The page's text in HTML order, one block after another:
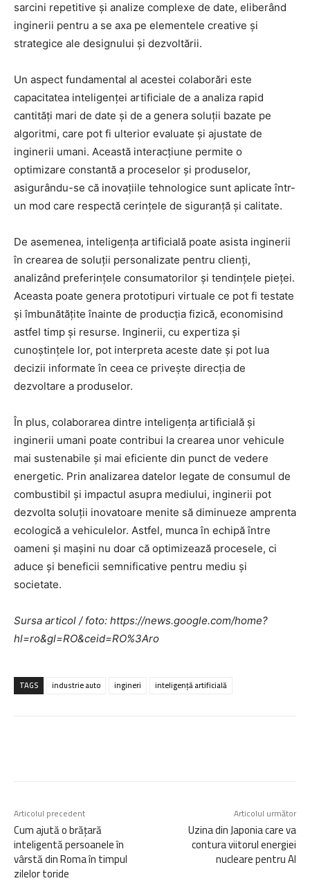
sarcini repetitive și analize complexe de date, eliberând
inginerii pentru a se axa pe elementele creative și
strategice ale designului și dezvoltării.
Un aspect fundamental al acestei colaborări este
capacitatea inteligenței artificiale de a analiza rapid
cantități mari de date și de a genera soluții bazate pe
algoritmi, care pot fi ulterior evaluate și ajustate de
inginerii umani. Această interacțiune permite o
optimizare constantă a proceselor și produselor,
asigurându-se că inovațiile tehnologice sunt aplicate într-
un mod care respectă cerințele de siguranță și calitate.
De asemenea, inteligența artificială poate asista inginerii
în crearea de soluții personalizate pentru clienți,
analizând preferințele consumatorilor și tendințele pieței.
Aceasta poate genera prototipuri virtuale ce pot fi testate
și îmbunătățite înainte de producția fizică, economisind
astfel timp și resurse. Inginerii, cu expertiza și
cunoștințele lor, pot interpreta aceste date și pot lua
decizii informate în ceea ce privește direcția de
dezvoltare a produselor.
În plus, colaborarea dintre inteligența artificială și
inginerii umani poate contribui la crearea unor vehicule
mai sustenabile și mai eficiente din punct de vedere
energetic. Prin analizarea datelor legate de consumul de
combustibil și impactul asupra mediului, inginerii pot
dezvolta soluții inovatoare menite să diminueze amprenta
ecologică a vehiculelor. Astfel, munca în echipă între
oameni și mașini nu doar că optimizează procesele, ci
aduce și beneficii semnificative pentru mediu și
societate.
Sursa articol / foto: https://news.google.com/home?
hl=ro&gl=RO&ceid=RO%3Aro
TAGS industrie auto ingineri inteligență artificială
Articolul precedent
Cum ajută o brățară
inteligentă persoanele în
vârstă din Roma în timpul
zilelor toride
Articolul următor
Uzina din Japonia care va
contura viitorul energiei
nucleare pentru AI